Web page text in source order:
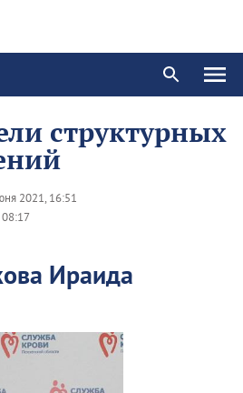
структурных
2021, 16:51
Ираида